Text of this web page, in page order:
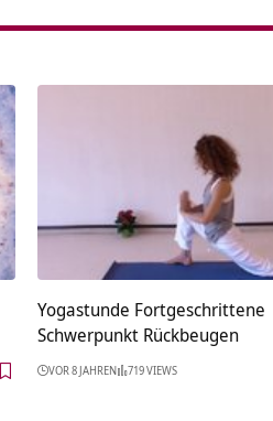
Yogastunde Fortgeschrittene
Schwerpunkt Rückbeugen
VOR 8 JAHREN 719 VIEWS